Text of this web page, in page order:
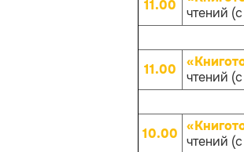
11.00
чтений
11.00
чтений
10.00 чтений